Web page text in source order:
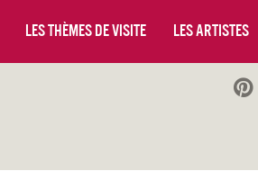
Les thèmes de visite Les artistes